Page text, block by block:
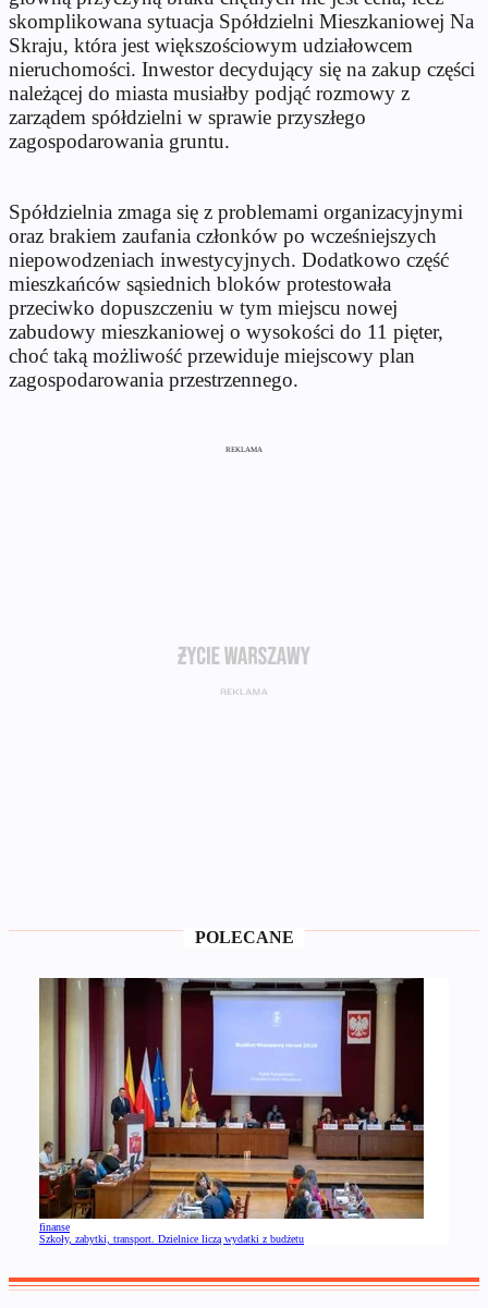
skomplikowana sytuacja Spółdzielni Mieszkaniowej Na
Skraju, która jest większościowym udziałowcem
nieruchomości. Inwestor decydujący się na zakup części
należącej do miasta musiałby podjąć rozmowy z
zarządem spółdzielni w sprawie przyszłego
zagospodarowania gruntu.
Spółdzielnia zmaga się z problemami organizacyjnymi
oraz brakiem zaufania członków po wcześniejszych
niepowodzeniach inwestycyjnych. Dodatkowo część
mieszkańców sąsiednich bloków protestowała
przeciwko dopuszczeniu w tym miejscu nowej
zabudowy mieszkaniowej o wysokości do 11 pięter,
choć taką możliwość przewiduje miejscowy plan
zagospodarowania przestrzennego.
REKLAMA
POLECANE
finanse
Szkoły, zabytki, transport. Dzielnice liczą wydatki z budżetu